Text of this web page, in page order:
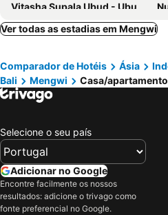
Vitasha Supala Ubud - Ubud Center prime location
Belle Astina
Ver todas as estadias em Mengwi
Comparador de Hotéis Ásia
Bali
Mengwi Casa/
Selecione o seu país
Adicionar no Google
Encontre facilmente os nossos
resultados: adicione o trivago como
fonte preferencial no Google.